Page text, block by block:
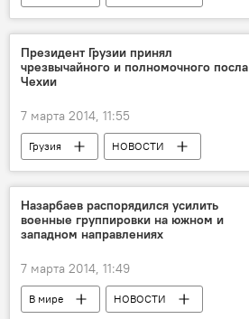
Президент Грузии принял
чрезвычайного и полномочного посла
Чехии
7 марта 2014, 11:55
Грузия НОВОСТИ
Назарбаев распорядился усилить
военные группировки на южном и
западном направлениях
7 марта 2014, 11:49
В мире НОВОСТИ